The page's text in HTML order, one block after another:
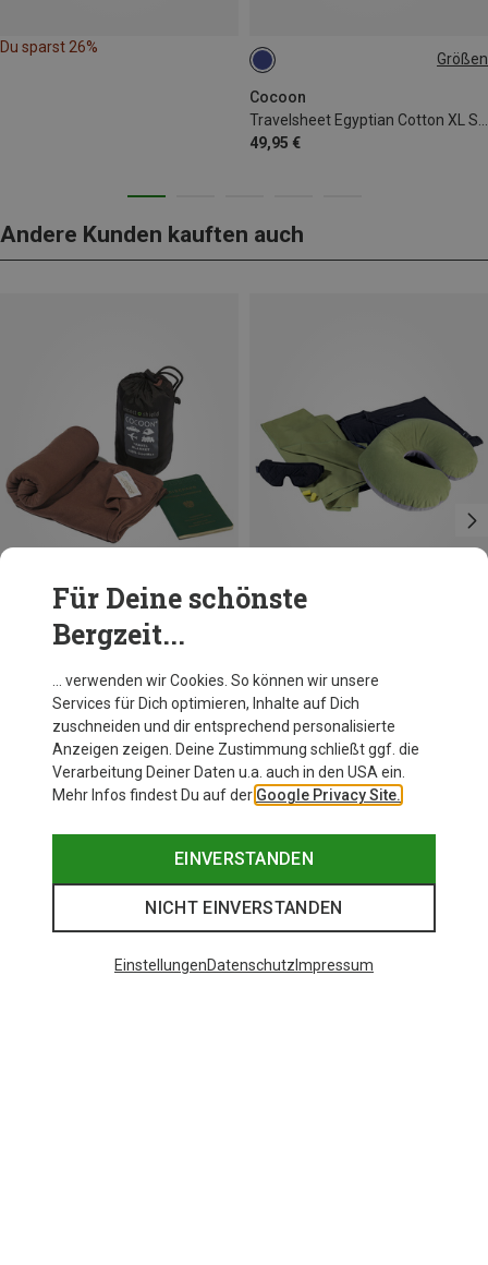
Du sparst 26%
Größen
Cocoon
49,95 €
MAX. 230CM
Andere Kunden kauften auch
Du sparst 18%
Für Deine schönste
Bergzeit...
… verwenden wir Cookies. So können wir unsere
Services für Dich optimieren, Inhalte auf Dich
zuschneiden und dir entsprechend personalisierte
Anzeigen zeigen. Deine Zustimmung schließt ggf. die
Verarbeitung Deiner Daten u.a. auch in den USA ein.
Mehr Infos findest Du auf der Google Privacy Site.
EINVERSTANDEN
NICHT EINVERSTANDEN
EinstellungenDatenschutz Impressum